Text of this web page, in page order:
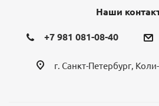
Наши
+7 981 081-08-40
г. Санкт-Петербург,